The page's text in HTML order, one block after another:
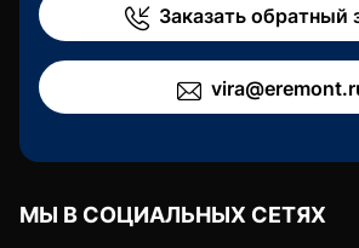
Заказать обратный
МЫ В СОЦИАЛЬНЫХ СЕТЯХ